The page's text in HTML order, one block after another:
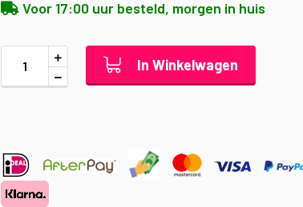
Voor 17:00 uur besteld, morgen in huis
In Winkelwagen